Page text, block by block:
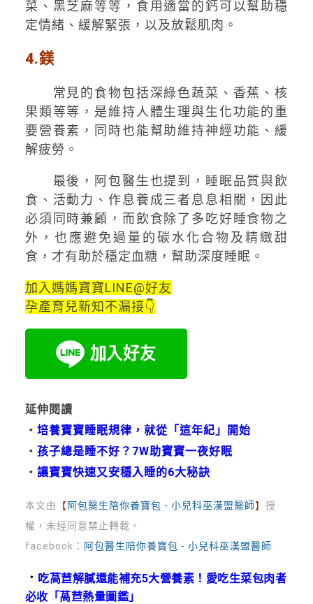
菜、黑芝麻等等，食用適當的鈣可以幫助穩
定情緒、緩解緊張，以及放鬆肌肉。
4.鎂
常見的食物包括深綠色蔬菜、香蕉、核
果類等等，是維持人體生理與生化功能的重
要營養素，同時也能幫助維持神經功能、緩
解疲勞。
最後，阿包醫生也提到，睡眠品質與飲
食、活動力、作息養成三者息息相關，因此
必須同時兼顧，而飲食除了多吃好睡食物之
外，也應避免過量的碳水化合物及精緻甜
食，才有助於穩定血糖，幫助深度睡眠。
加入媽媽寶寶LINE@好友
孕產育兒新知不漏接👇
延伸閱讀
・ 培養寶寶睡眠規律，就從「這年紀」開始
・ 孩子總是睡不好？7W助寶寶一夜好眠
・ 讓寶寶快速又安穩入睡的6大秘訣
本文由 【阿包醫生陪你養寶包 - 小兒科巫漢盟醫師】 授
權，未經同意禁止轉載。
facebook： 阿包醫生陪你養寶包 - 小兒科巫漢盟醫師
． 吃萵苣解膩還能補充5大營養素！愛吃生菜包肉者
必收「萵苣熱量圖鑑」